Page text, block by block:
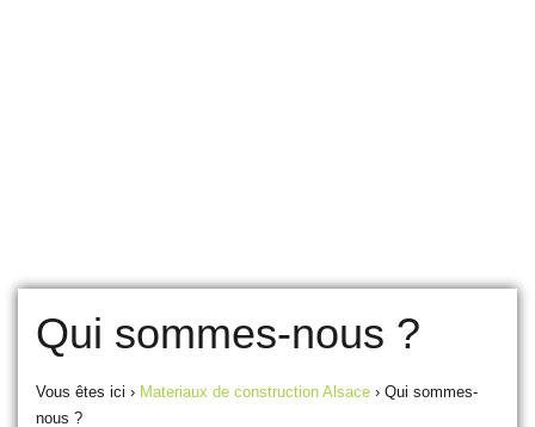
Qui sommes-nous ?
Vous êtes ici › Materiaux de construction Alsace › Qui sommes-
nous ?